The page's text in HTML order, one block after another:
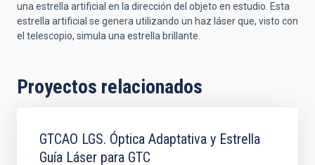
una estrella artificial en la dirección del objeto en estudio. Esta
estrella artificial se genera utilizando un haz láser que, visto con
el telescopio, simula una estrella brillante.
Proyectos relacionados
GTCAO LGS. Óptica Adaptativa y Estrella
Guía Láser para GTC